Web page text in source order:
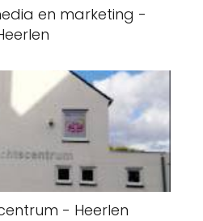
en marketing -
- Heerlen